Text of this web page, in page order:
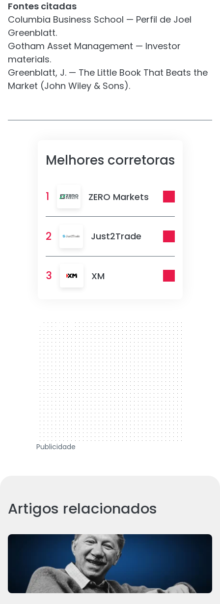
Fontes citadas
Columbia Business School — Perfil de Joel
Greenblatt.
Gotham Asset Management — Investor
materials.
Greenblatt, J. — The Little Book That Beats the
Market (John Wiley & Sons).
Melhores corretoras
1 ZERO Markets
2 Just2Trade
3 XM
300 x 250
Publicidade
Artigos relacionados